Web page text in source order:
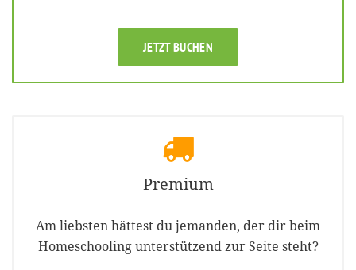
JETZT BUCHEN
Premium
Am liebsten hättest du jemanden, der dir beim
Homeschooling unterstützend zur Seite steht?